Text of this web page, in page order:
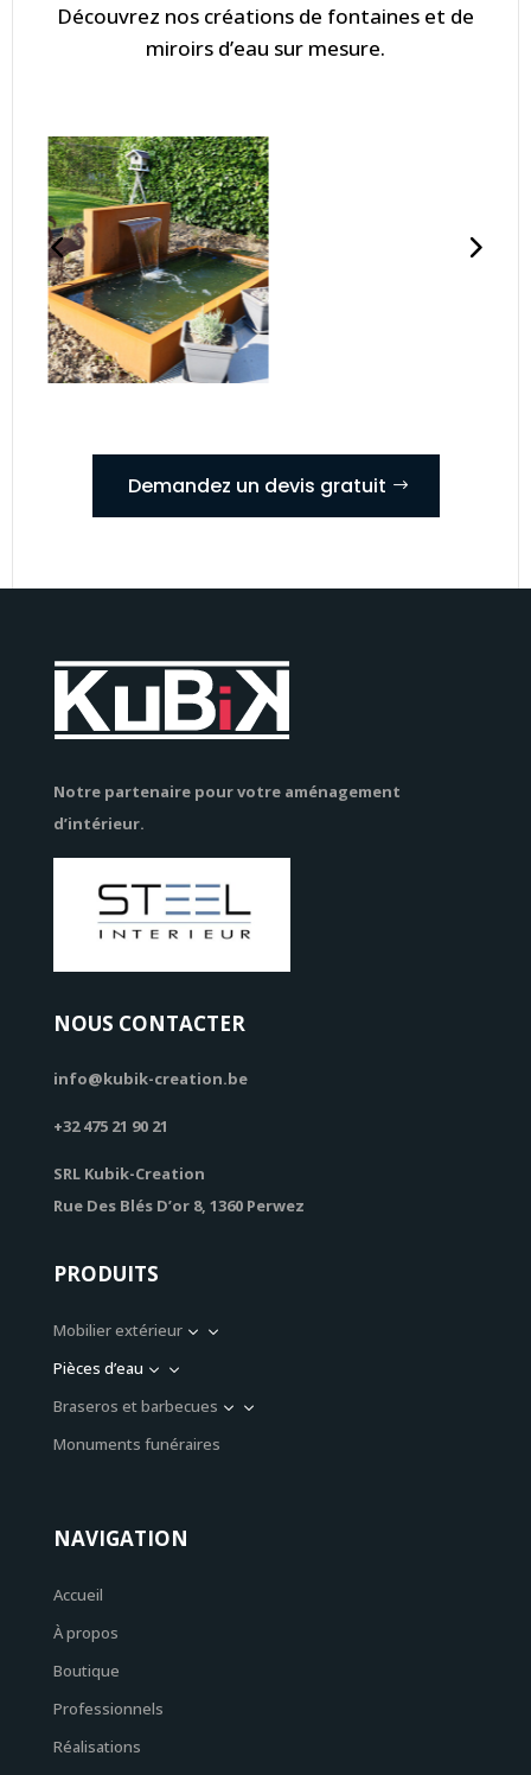
Découvrez nos créations de fontaines et de
miroirs d’eau sur mesure.
Demandez un devis gratuit
Notre partenaire pour votre aménagement
d’intérieur.
NOUS CONTACTER
info@kubik-creation.be
+32 475 21 90 21
SRL Kubik-Creation
Rue Des Blés D’or 8, 1360 Perwez
PRODUITS
Mobilier extérieur 3
Pièces d’eau 3
Braseros et barbecues 3
Monuments funéraires
NAVIGATION
Accueil
À propos
Boutique
Professionnels
Réalisations